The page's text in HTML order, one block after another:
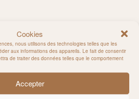
Cookies
nous utilisons des technologies telles que les
aux informations des appareils. Le fait de consentir
de traiter des données telles que le comportement
Accepter
Follow on Instagram